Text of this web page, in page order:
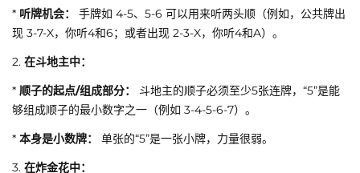
* 听牌机会：
手牌如 4-5、5-6 可以用来听两头顺（例如，公共牌出
现 3-7-X，你听4和6；或者出现 2-3-X，你听4和A）。
2. 在斗地主中：
* 顺子的起点/组成部分：
斗地主的顺子必须至少5张连牌，“5”是能
够组成顺子的最小数字之一（例如 3-4-5-6-7）。
* 本身是小数牌：
单张的“5”是一张小牌，力量很弱。
3. 在炸金花中：